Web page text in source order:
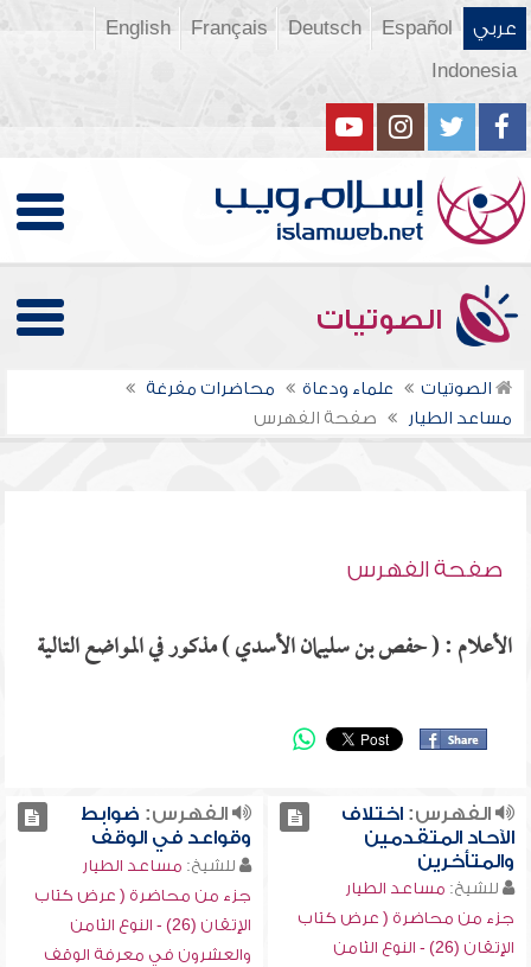
عربي Español
Deutsch
Français
English
Indonesia
الصوتيات
الصوتيات علماء ودعاة
محاضرات مفرغة
مساعد الطيار
صفحة الفهرس
صفحة الفهرس
الأعلام : ( حفص بن سليمان الأسدي ) مذكور في المواضع التالية
الفهرس:اختلاف
الآحاد المتقدمين
والمتأخرين
للشيخ: مساعد الطيار
جزء من محاضرة ( عرض كتاب
الإتقان (26) - النوع الثامن
الفهرس: ضوابط
وقواعد في الوقف
للشيخ: مساعد الطيار
جزء من محاضرة ( عرض كتاب
الإتقان (26) - النوع الثامن
والعشرون في معرفة الوقف